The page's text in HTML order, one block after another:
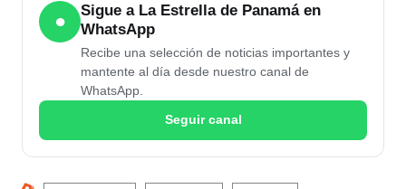
●
Sigue a La Estrella de Panamá en
WhatsApp
Recibe una selección de noticias importantes y
mantente al día desde nuestro canal de
WhatsApp.
Seguir canal